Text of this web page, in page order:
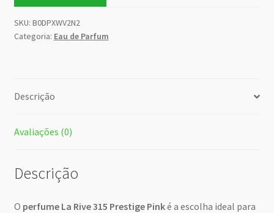
SKU: B0DPXWV2N2
Categoria: Eau de Parfum
Descrição
Avaliações (0)
Descrição
O perfume La Rive 315 Prestige Pinké a escolha ideal para